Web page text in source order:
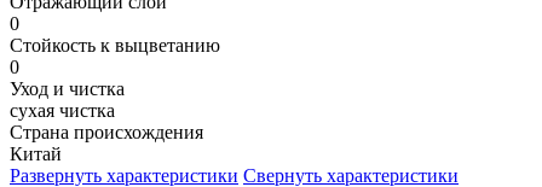
0
Стойкость к выцветанию
0
Уход и чистка
сухая чистка
Страна происхождения
Китай
Развернуть характеристики Свернуть характеристики